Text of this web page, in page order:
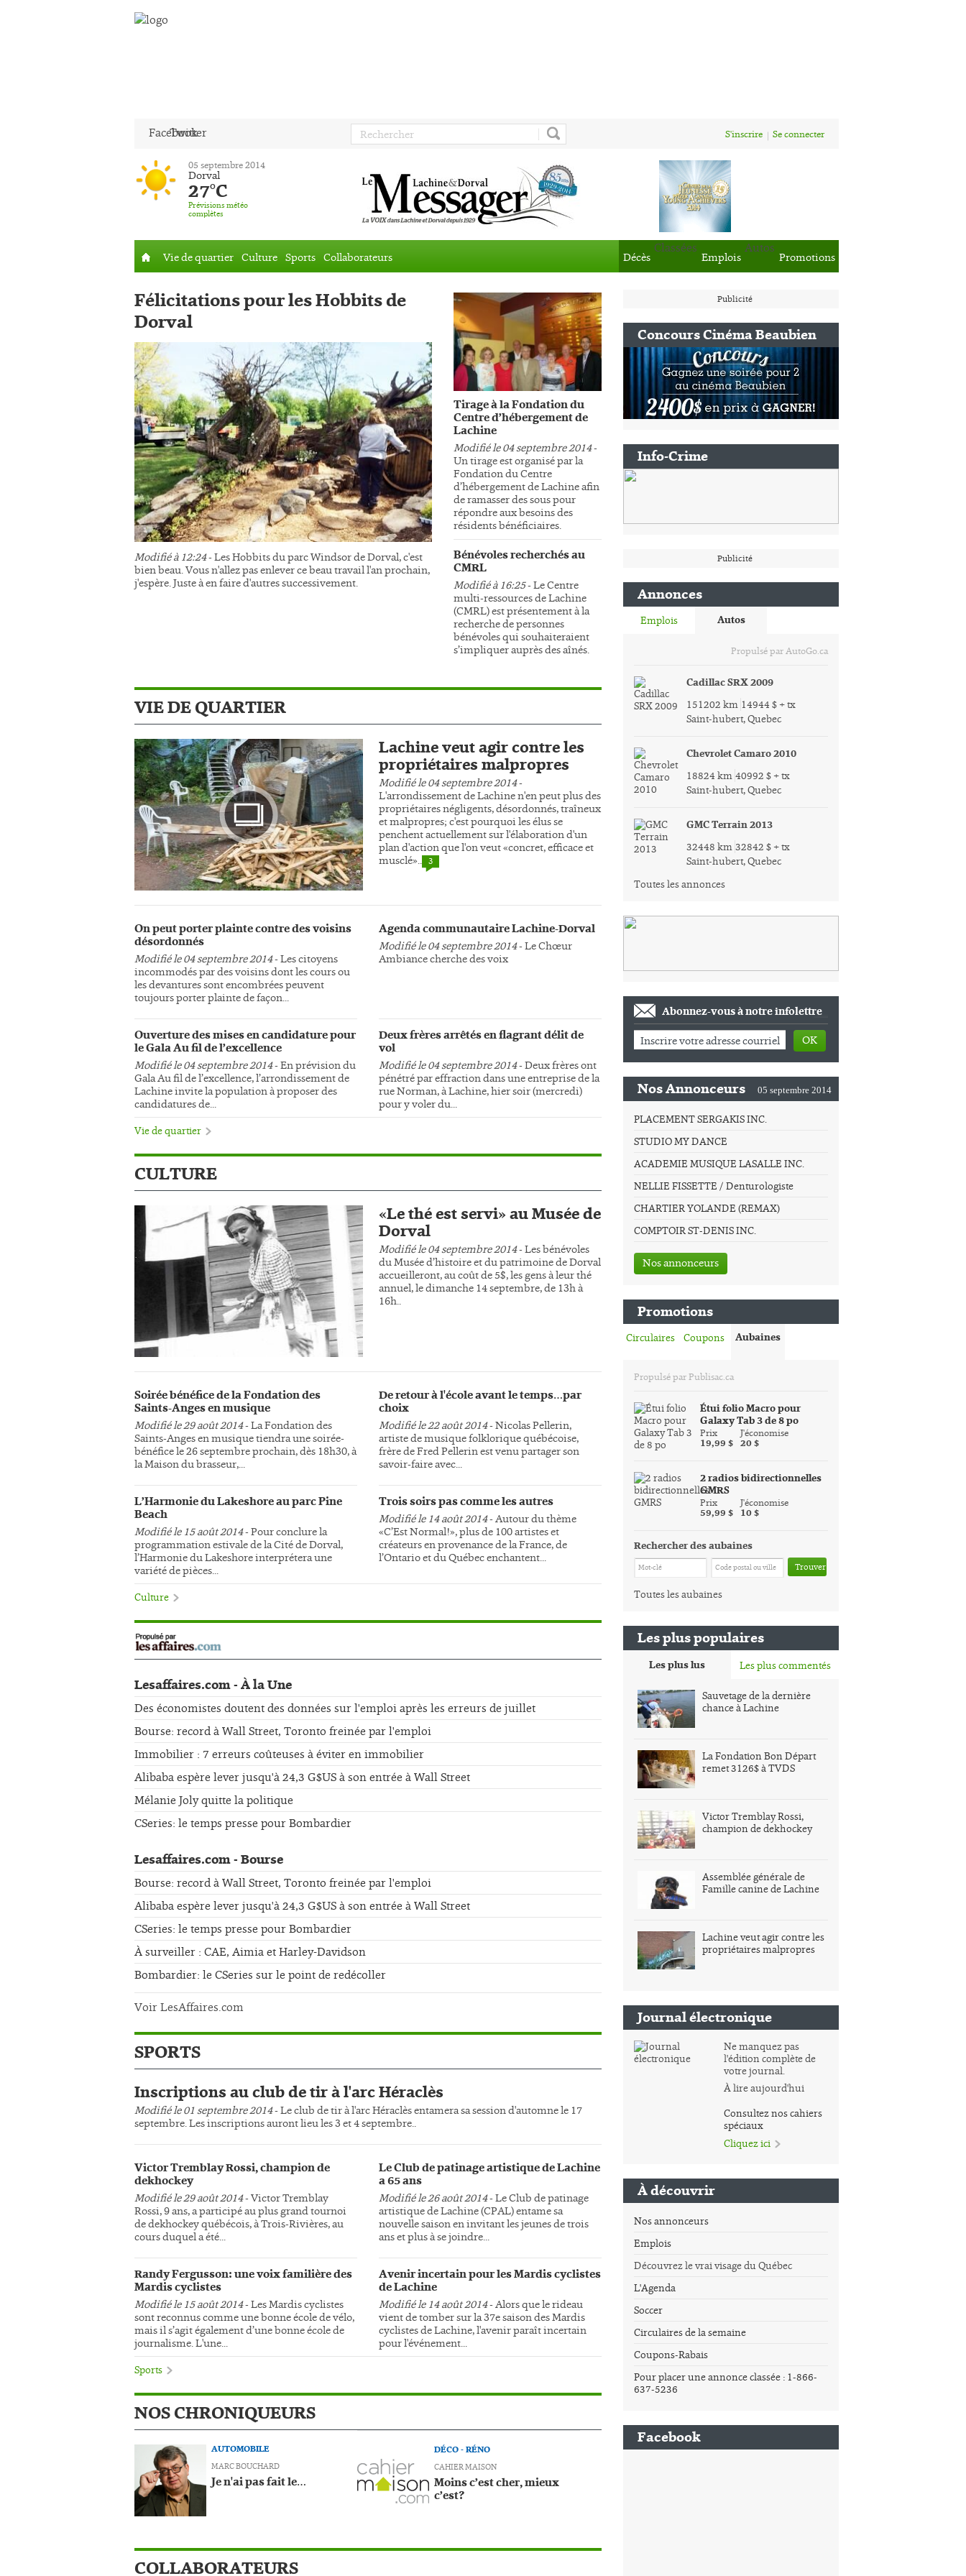
Facebook
Twitter S'inscrire Se connecter
05 septembre 2014
Dorval
27°C
Prévisions météo
complètes
Vie de quartier Culture Sports Collaborateurs Décès
Classées
Emplois
Autos
Promotions
Félicitations pour les Hobbits de
Dorval
Modifié à 12:24- Les Hobbits du parc Windsor de Dorval, c'est
bien beau. Vous n'allez pas enlever ce beau travail l'an prochain,
j'espère. Juste à en faire d'autres successivement.
Tirage à la Fondation du
Centre d’hébergement de
Lachine
Modifié le 04 septembre 2014-
Un tirage est organisé par la
Fondation du Centre
d’hébergement de Lachine afin
de ramasser des sous pour
répondre aux besoins des
résidents bénéficiaires.
Bénévoles recherchés au
CMRL
Modifié à 16:25- Le Centre
multi-ressources de Lachine
(CMRL) est présentement à la
recherche de personnes
bénévoles qui souhaiteraient
s’impliquer auprès des aînés.
VIE DE QUARTIER
Lachine veut agir contre les
propriétaires malpropres
Modifié le 04 septembre 2014-
L'arrondissement de Lachine n'en peut plus des
propriétaires négligents, désordonnés, traîneux
et malpropres; c'est pourquoi les élus se
penchent actuellement sur l'élaboration d'un
plan d'action que l'on veut «concret, efficace et
musclé».. 3
Photo
On peut porter plainte contre des voisins
désordonnés
Modifié le 04 septembre 2014- Les citoyens
incommodés par des voisins dont les cours ou
les devantures sont encombrées peuvent
toujours porter plainte de façon...
Ouverture des mises en candidature pour
le Gala Au fil de l’excellence
Modifié le 04 septembre 2014- En prévision du
Gala Au fil de l’excellence, l’arrondissement de
Lachine invite la population à proposer des
candidatures de...
Agenda communautaire Lachine-Dorval
Modifié le 04 septembre 2014- Le Chœur
Ambiance cherche des voix
Deux frères arrêtés en flagrant délit de
vol
Modifié le 04 septembre 2014- Deux frères ont
pénétré par effraction dans une entreprise de la
rue Norman, à Lachine, hier soir (mercredi)
pour y voler du...
Vie de quartier
CULTURE
«Le thé est servi» au Musée de
Dorval
Modifié le 04 septembre 2014- Les bénévoles
du Musée d’histoire et du patrimoine de Dorval
accueilleront, au coût de 5$, les gens à leur thé
annuel, le dimanche 14 septembre, de 13h à
16h..
Soirée bénéfice de la Fondation des
Saints-Anges en musique
Modifié le 29 août 2014- La Fondation des
Saints-Anges en musique tiendra une soirée-
bénéfice le 26 septembre prochain, dès 18h30, à
la Maison du brasseur,...
L’Harmonie du Lakeshore au parc Pine
Beach
Modifié le 15 août 2014- Pour conclure la
programmation estivale de la Cité de Dorval,
l’Harmonie du Lakeshore interprétera une
variété de pièces...
De retour à l'école avant le temps…par
choix
Modifié le 22 août 2014- Nicolas Pellerin,
artiste de musique folklorique québécoise,
frère de Fred Pellerin est venu partager son
savoir-faire avec...
Trois soirs pas comme les autres
Modifié le 14 août 2014- Autour du thème
«C’Est Normal!», plus de 100 artistes et
créateurs en provenance de la France, de
l’Ontario et du Québec enchantent...
Culture
Lesaffaires.com - À la Une
Des économistes doutent des données sur l'emploi après les erreurs de juillet
Bourse: record à Wall Street, Toronto freinée par l'emploi
Immobilier : 7 erreurs coûteuses à éviter en immobilier
Alibaba espère lever jusqu'à 24,3 G$US à son entrée à Wall Street
Mélanie Joly quitte la politique
CSeries: le temps presse pour Bombardier
Lesaffaires.com - Bourse
Bourse: record à Wall Street, Toronto freinée par l'emploi
Alibaba espère lever jusqu'à 24,3 G$US à son entrée à Wall Street
CSeries: le temps presse pour Bombardier
À surveiller : CAE, Aimia et Harley-Davidson
Bombardier: le CSeries sur le point de redécoller
Voir LesAffaires.com
SPORTS
Inscriptions au club de tir à l'arc Héraclès
Modifié le 01 septembre 2014- Le club de tir à l'arc Héraclès entamera sa session d'automne le 17
septembre. Les inscriptions auront lieu les 3 et 4 septembre..
Victor Tremblay Rossi, champion de
dekhockey
Modifié le 29 août 2014- Victor Tremblay
Rossi, 9 ans, a participé au plus grand tournoi
de dekhockey québécois, à Trois-Rivières, au
cours duquel a été...
Randy Fergusson: une voix familière des
Mardis cyclistes
Modifié le 15 août 2014- Les Mardis cyclistes
sont reconnus comme une bonne école de vélo,
mais il s’agit également d’une bonne école de
journalisme. L'une...
Le Club de patinage artistique de Lachine
a 65 ans
Modifié le 26 août 2014- Le Club de patinage
artistique de Lachine (CPAL) entame sa
nouvelle saison en invitant les jeunes de trois
ans et plus à se joindre...
Avenir incertain pour les Mardis cyclistes
de Lachine
Modifié le 14 août 2014- Alors que le rideau
vient de tomber sur la 37e saison des Mardis
cyclistes de Lachine, l'avenir paraît incertain
pour l'événement...
Sports
NOS CHRONIQUEURS
AUTOMOBILE
MARC BOUCHARD
Je n'ai pas fait le…
DÉCO - RÉNO
CAHIER MAISON
Moins c’est cher, mieux
c’est?
COLLABORATEURS
Publicité
Concours Cinéma Beaubien
Info-Crime
Publicité
Annonces
Emplois Autos
Propulsé par AutoGo.ca
Cadillac SRX 2009
151202 km 14944 $ + tx
Saint-hubert, Quebec
Chevrolet Camaro 2010
18824 km 40992 $ + tx
Saint-hubert, Quebec
GMC Terrain 2013
32448 km 32842 $ + tx
Saint-hubert, Quebec
Toutes les annonces
Abonnez-vous à notre infolettre
OK
Nos Annonceurs 05 septembre 2014
PLACEMENT SERGAKIS INC.
STUDIO MY DANCE
ACADEMIE MUSIQUE LASALLE INC.
NELLIE FISSETTE / Denturologiste
CHARTIER YOLANDE (REMAX)
COMPTOIR ST-DENIS INC.
Nos annonceurs
Promotions
Circulaires Coupons Aubaines
Propulsé par Publisac.ca
Étui folio Macro pour
Galaxy Tab 3 de 8 po
Prix
19,99 $
J'économise
20 $
2 radios bidirectionnelles
GMRS
Prix
59,99 $
J'économise
10 $
Rechercher des aubaines
Trouver
Toutes les aubaines
Les plus populaires
Les plus lus Les plus commentés
Sauvetage de la dernière
chance à Lachine
La Fondation Bon Départ
remet 3126$ à TVDS
Victor Tremblay Rossi,
champion de dekhockey
Assemblée générale de
Famille canine de Lachine
Lachine veut agir contre les
propriétaires malpropres
Journal électronique
Ne manquez pas
l'édition complète de
votre journal.
À lire aujourd'hui
Consultez nos cahiers
spéciaux
Cliquez ici
À découvrir
Nos annonceurs
Emplois
Découvrez le vrai visage du Québec
L'Agenda
Soccer
Circulaires de la semaine
Coupons-Rabais
Pour placer une annonce classée : 1-866-
637-5236
Facebook